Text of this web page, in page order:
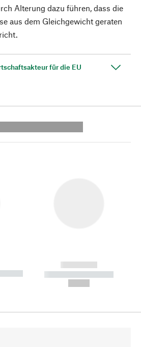
Alterung dazu führen, dass die
aus dem Gleichgewicht geraten
für die EU
------------
----------- -----------